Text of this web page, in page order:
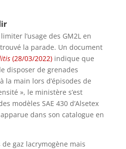
l’usage des GM2L en
trouvé la parade. Un document
(28/03/2022)indique que
disposer de grenades
la main lors d’épisodes de
», le ministère s’est
modèles SAE 430 d’Alsetex
dans son catalogue en
de gaz lacrymogène mais